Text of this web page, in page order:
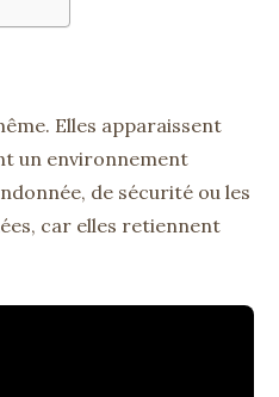
Elles apparaissent
un environnement
de sécurité ou les
car elles retiennent